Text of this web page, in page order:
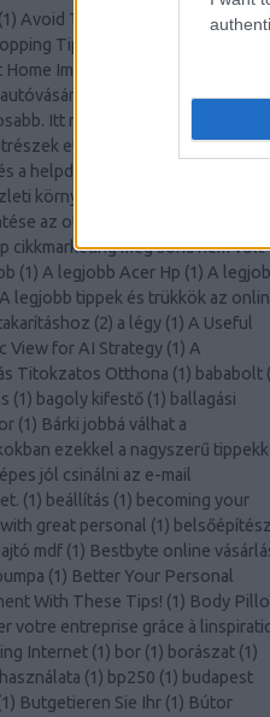
(1) Avoid The Lines With These
Tips
Improvement Project!
Az otthoni
Itt megtalálja a tippeket.
etalont jelentenek!(1)A
a helpdesk támogatás szerepe a
környezetben
az otthoni vállalkozás számára
cikkmarketing még soha nem volt
(1) A legjobb Acer Hp (1) A
A legjobb tippek és trükkök az
(2) a légy (1) A Useful
View for AI Strategy (1) A
Titokzatos Otthona (1) bababolt (
(1) bagoly kifestő (1) ballagási
(1) Bárki jobbá válhat a
ezekkel a nagyszerű
jól csinálni az e-mail
(1) beállítás (1) becoming your
great personal (1) belsőépítész
mdf (1) Bestbyte online
(1) Better Your Personal
With These Tips! (1) Body
votre entreprise grâce à
Internet (1) bor (1) borászat (1)
(1) bp250 (1) budapest
1) Butgetieren Sie Ihr (1) Bútor